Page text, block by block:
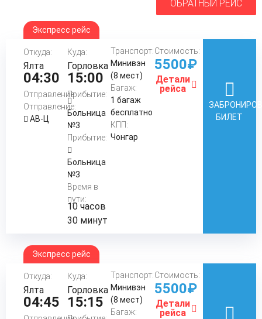
ОБРАТНЫЙ РЕЙС
Экспресс рейс
Откуда:
Ялта
04:30
Отправление:
Отправление:
АВ-Ц
Куда:
Горловка
15:00
Прибытие:
Больница
№3
Прибытие:
Больница
№3
Время в
пути:
10 часов
30 минут
Транспорт:
Минивэн
(8 мест)
Багаж:
1 багаж
бесплатно
КПП:
Чонгар
Стоимость:
5500₽
Детали
рейса
БИЛЕТ
Экспресс рейс
Откуда:
Ялта
04:45
Куда:
Горловка
15:15
Транспорт:
Минивэн
(8 мест)
Багаж:
Стоимость:
5500₽
Детали
рейса